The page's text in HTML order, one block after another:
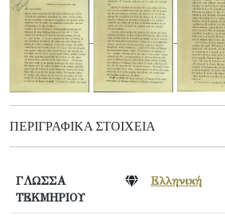
ΠΕΡΙΓΡΑΦΙΚΆ ΣΤΟΙΧΕΊΑ
ΓΛΩΣΣΑ
ΤΕΚΜΗΡΙΟΥ
Ελληνική